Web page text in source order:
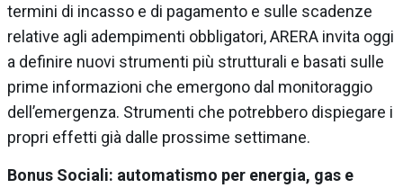
termini di incasso e di pagamento e sulle scadenze
relative agli adempimenti obbligatori, ARERA invita oggi
a definire nuovi strumenti più strutturali e basati sulle
prime informazioni che emergono dal monitoraggio
dell’emergenza. Strumenti che potrebbero dispiegare i
propri effetti già dalle prossime settimane.
Bonus Sociali: automatismo per energia, gas e